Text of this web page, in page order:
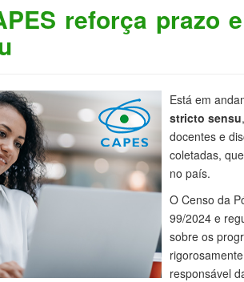
reforça prazo
Está em
stricto sensu
docentes e
coletadas,
no país.
O Censo da
99/2024 e
sobre os
responsável